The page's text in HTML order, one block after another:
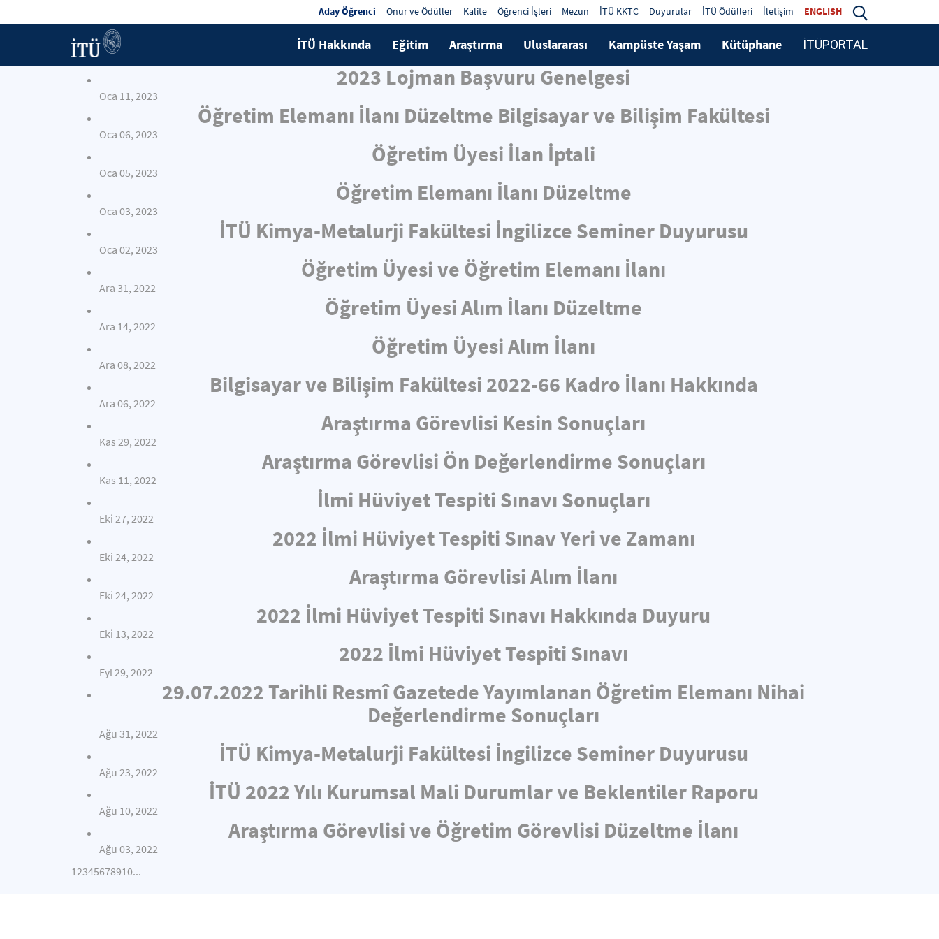
Aday Öğrenci Onur ve Ödüller Kalite Öğrenci İşleri Mezun İTÜ KKTC Duyurular İTÜ Ödülleri İletişim ENGLISH
İTÜ Hakkında Eğitim Araştırma Uluslararası Kampüste Yaşam Kütüphane İTÜPORTAL
2023 Lojman Başvuru Genelgesi
Oca 11, 2023
Öğretim Elemanı İlanı Düzeltme Bilgisayar ve Bilişim Fakültesi
Oca 06, 2023
Öğretim Üyesi İlan İptali
Oca 05, 2023
Öğretim Elemanı İlanı Düzeltme
Oca 03, 2023
İTÜ Kimya-Metalurji Fakültesi İngilizce Seminer Duyurusu
Oca 02, 2023
Öğretim Üyesi ve Öğretim Elemanı İlanı
Ara 31, 2022
Öğretim Üyesi Alım İlanı Düzeltme
Ara 14, 2022
Öğretim Üyesi Alım İlanı
Ara 08, 2022
Bilgisayar ve Bilişim Fakültesi 2022-66 Kadro İlanı Hakkında
Ara 06, 2022
Araştırma Görevlisi Kesin Sonuçları
Kas 29, 2022
Araştırma Görevlisi Ön Değerlendirme Sonuçları
Kas 11, 2022
İlmi Hüviyet Tespiti Sınavı Sonuçları
Eki 27, 2022
2022 İlmi Hüviyet Tespiti Sınav Yeri ve Zamanı
Eki 24, 2022
Araştırma Görevlisi Alım İlanı
Eki 24, 2022
2022 İlmi Hüviyet Tespiti Sınavı Hakkında Duyuru
Eki 13, 2022
2022 İlmi Hüviyet Tespiti Sınavı
Eyl 29, 2022
29.07.2022 Tarihli Resmî Gazetede Yayımlanan Öğretim Elemanı Nihai
Değerlendirme Sonuçları
Ağu 31, 2022
İTÜ Kimya-Metalurji Fakültesi İngilizce Seminer Duyurusu
Ağu 23, 2022
İTÜ 2022 Yılı Kurumsal Mali Durumlar ve Beklentiler Raporu
Ağu 10, 2022
Araştırma Görevlisi ve Öğretim Görevlisi Düzeltme İlanı
Ağu 03, 2022
12345678910...